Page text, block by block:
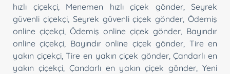
hızlı çiçekçi, Menemen hızlı çiçek gönder, Seyrek
güvenli çiçekçi, Seyrek güvenli çiçek gönder ,Ödemiş
online çiçekçi Ödemiş online çiçek gönder Bayındır
online çiçekçi
Bayındır online çiçek gönder Tire en
yakın çiçekçi,Tire en yakın çiçek gönder,Çandarlı en
yakın çiçekçi, Çandarlı en yakın çiçek gönder ,Yeni